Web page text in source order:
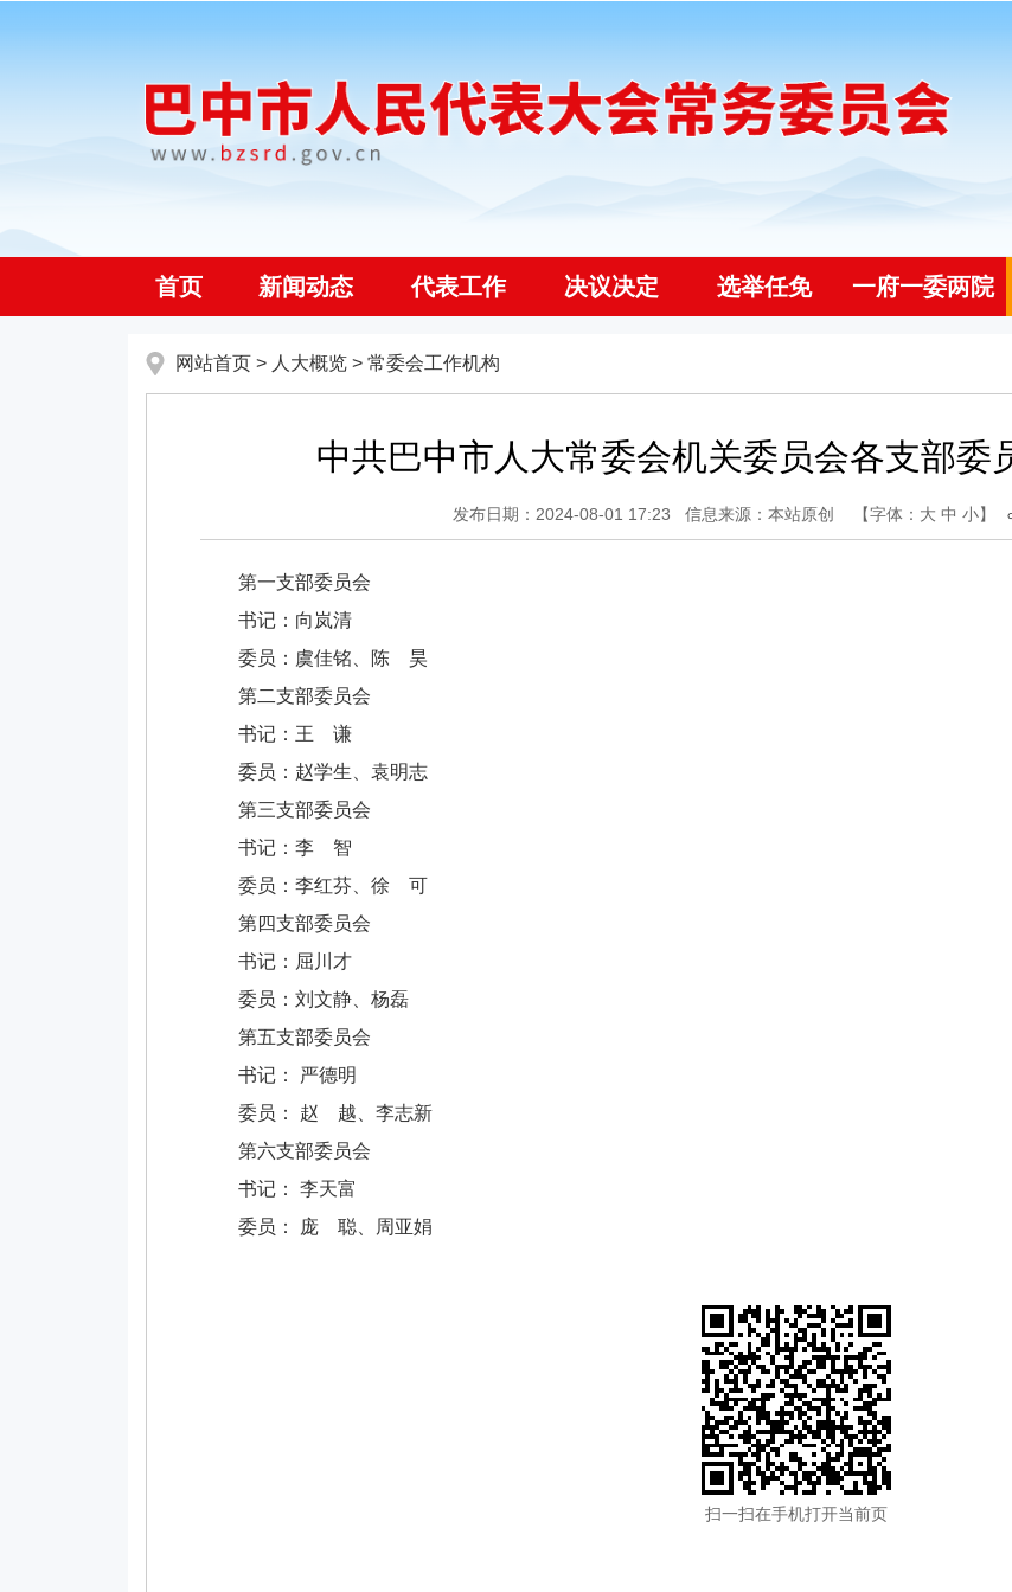
首页 新闻动态 代表工作 决议决定 选举任免 一府一委两院
网站首页 > 人大概览 > 常委会工作机构
中共巴中市人大常委会机关委员会各支部委
发布日期：2024-08-01 17:23 信息来源：本站原创 【字体： 大 中 小】
第一支部委员会
书记：向岚清
委员：虞佳铭、陈 昊
第二支部委员会
书记：王 谦
委员：赵学生、袁明志
第三支部委员会
书记：李 智
委员：李红芬、徐 可
第四支部委员会
书记：屈川才
委员：刘文静、杨磊
第五支部委员会
书记： 严德明
委员： 赵 越、李志新
第六支部委员会
书记： 李天富
委员： 庞 聪、周亚娟
扫一扫在手机打开当前页